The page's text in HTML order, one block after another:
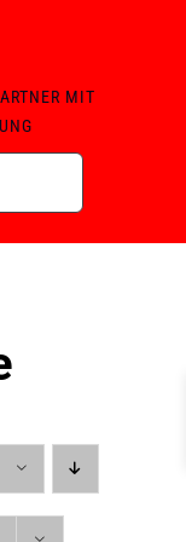
MIT